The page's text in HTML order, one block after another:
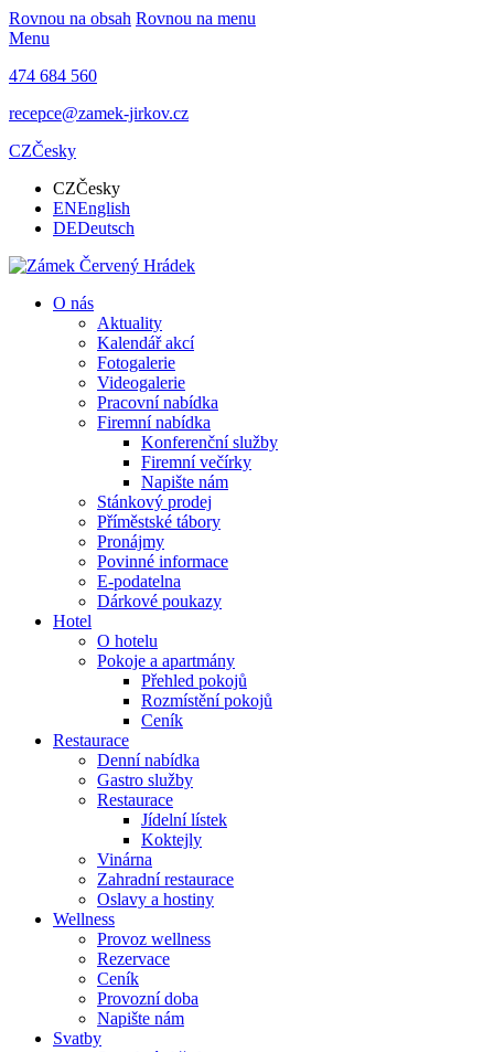
Rovnou na obsah Rovnou na menu
Menu
474 684 560
recepce@zamek-jirkov.cz
CZČesky
CZČesky
ENEnglish
DEDeutsch
O nás
Aktuality
Kalendář akcí
Fotogalerie
Videogalerie
Pracovní nabídka
Firemní nabídka
Konferenční služby
Firemní večírky
Napište nám
Stánkový prodej
Příměstské tábory
Pronájmy
Povinné informace
E-podatelna
Dárkové poukazy
Hotel
O hotelu
Pokoje a apartmány
Přehled pokojů
Rozmístění pokojů
Ceník
Restaurace
Denní nabídka
Gastro služby
Restaurace
Jídelní lístek
Koktejly
Vinárna
Zahradní restaurace
Oslavy a hostiny
Wellness
Provoz wellness
Rezervace
Ceník
Provozní doba
Napište nám
Svatby